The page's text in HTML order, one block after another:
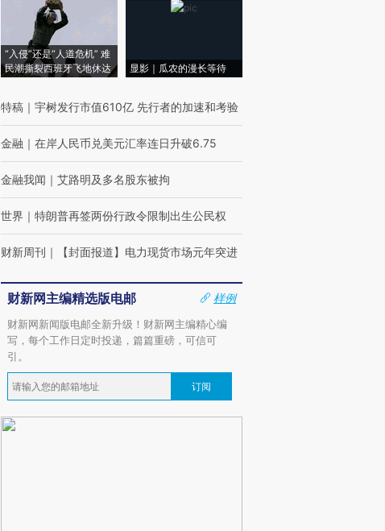
“入侵”还是“人道危机” 难
民潮撕裂西班牙飞地休达
显影｜瓜农的漫长等待
特稿 ｜ 宇树发行市值610亿 先行者的加速和考验
金融 ｜ 在岸人民币兑美元汇率连日升破6.75
金融我闻 ｜ 艾路明及多名股东被拘
世界 ｜ 特朗普再签两份行政令限制出生公民权
财新周刊 ｜ 【封面报道】电力现货市场元年突进
财新网主编精选版电邮
样例
财新网新闻版电邮全新升级！财新网主编精心编
写，每个工作日定时投递，篇篇重磅，可信可
引。
订阅